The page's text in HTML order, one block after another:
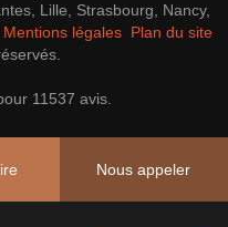
Lille, Strasbourg, Nancy,
Mentions légales Plan du site
11537 avis.
Nous appeler